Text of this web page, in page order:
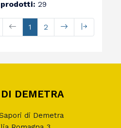
: 29
1 2
DEMETRA
di Demetra